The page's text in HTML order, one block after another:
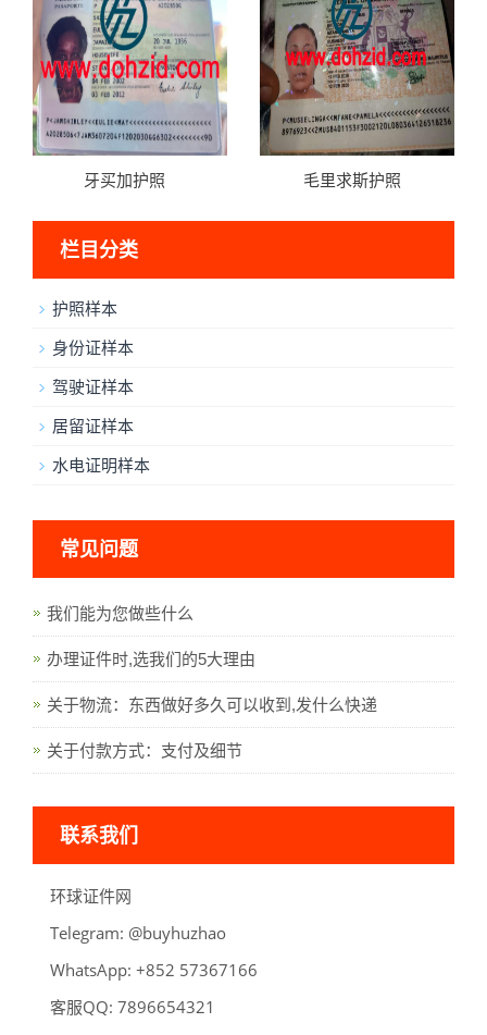
牙买加护照 毛里求斯护照
栏目分类
护照样本
身份证样本
驾驶证样本
居留证样本
水电证明样本
常见问题
我们能为您做些什么
办理证件时,选我们的5大理由
关于物流：东西做好多久可以收到,发什么快递
关于付款方式：支付及细节
联系我们
环球证件网
Telegram: oahzuhyub@
WhatsApp: 66176375 258+
客服QQ:
123456
7896